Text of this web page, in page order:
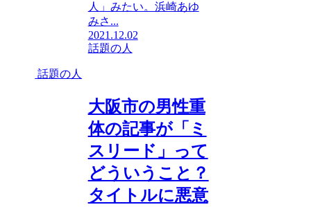
人」みたい。浜崎あゆ
みさ...
2021.12.02
話題の人
話題の人
大阪市の男性重
体の記事が「ミ
スリード」って
どういうこと？
タイトルに悪意